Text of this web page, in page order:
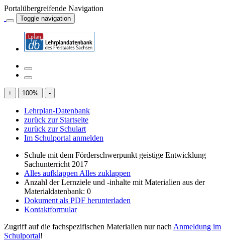
Portalübergreifende Navigation
Toggle navigation
+ 100% -
Lehrplan-Datenbank
zurück zur Startseite
zurück zur Schulart
Im Schulportal anmelden
Schule mit dem Förderschwerpunkt geistige Entwicklung
Sachunterricht 2017
Alles aufklappen Alles zuklappen
Anzahl der Lernziele und -inhalte mit Materialien aus der
Materialdatenbank: 0
Dokument als PDF herunterladen
Kontaktformular
Zugriff auf die fachspezifischen Materialien nur nach Anmeldung im
Schulportal!